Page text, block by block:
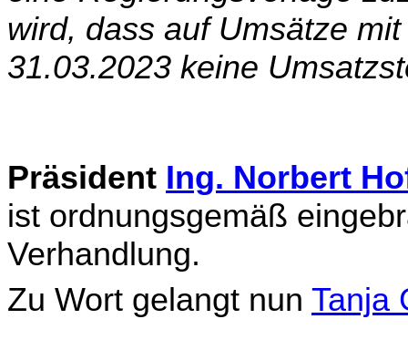
wird, dass auf Umsätze
31.03.2023 keine
Präsident Ing. Norbert
ist ordnungsgemäß
Verhandlung.
Zu Wort gelangt nun Tanja